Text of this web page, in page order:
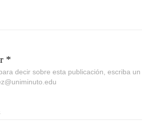
*
decir sobre esta publicación, escriba un